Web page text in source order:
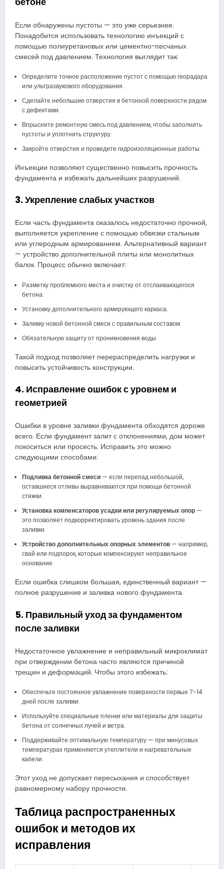
Если обнаружены пустоты — это уже серьезнее.
Понадобится использовать технологию инъекций с
помощью полиуретановых или цементно-песчаных
смесей под давлением. Технология выглядит так:
Определите точное расположение пустот с помощью георадара
или ультразвукового оборудования.
Сделайте небольшие отверстия в бетонной поверхности рядом
с дефектами.
Впрысните ремонтную смесь под давлением, чтобы заполнить
пустоты и уплотнить структуру.
Закройте отверстия и проведите гидроизоляционные работы.
Инъекции позволяют существенно повысить прочность
фундамента и избежать дальнейших разрушений.
3. Укрепление слабых участков
Если часть фундамента оказалось недостаточно прочной,
выполняется укрепление с помощью обвязки стальным
или углеродным армированием. Альтернативный вариант
— устройство дополнительной плиты или монолитных
балок. Процесс обычно включает:
Разметку проблемного места и очистку от отслаивающегося
бетона.
Установку дополнительного армирующего каркаса.
Заливку новой бетонной смеси с правильным составом.
Обязательную защиту от проникновения воды.
Такой подход позволяет перераспределить нагрузки и
повысить устойчивость конструкции.
4. Исправление ошибок с уровнем и
геометрией
Ошибки в уровне заливки фундамента обходятся дороже
всего. Если фундамент залит с отклонениями, дом может
покоситься или просесть. Исправить это можно
следующими способами:
Подливка бетонной смеси— если перепад небольшой,
оставшиеся отливы выравниваются при помощи бетонной
стяжки.
Установка компенсаторов усадки или регулируемых опор—
это позволяет подкорректировать уровень здания после
заливки.
Устройство дополнительных опорных элементов— например,
свай или подпорок, которые компенсируют неправильное
основание.
Если ошибка слишком большая, единственный вариант —
полное разрушение и заливка нового фундамента.
5. Правильный уход за фундаментом
после заливки
Недостаточное увлажнение и неправильный микроклимат
при отверждении бетона часто являются причиной
трещин и деформаций. Чтобы этого избежать:
Обеспечьте постоянное увлажнение поверхности первые 7-14
дней после заливки.
Используйте специальные пленки или материалы для защиты
бетона от солнечных лучей и ветра.
Поддерживайте оптимальную температуру — при минусовых
температурах применяются утеплители и нагревательные
кабели.
Этот уход не допускает пересыхания и способствует
равномерному набору прочности.
Таблица распространенных
ошибок и методов их
исправления